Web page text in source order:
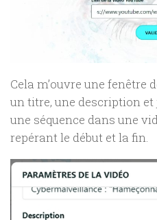
Cela m’ouvre une fenêtre
un titre, une description
une séquence dans une
repérant le début et la fin.